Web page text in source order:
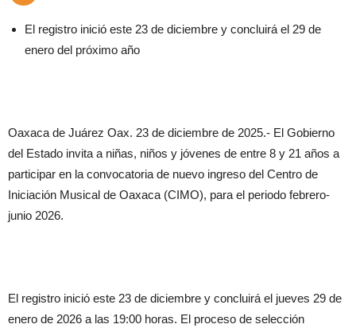
El registro inició este 23 de diciembre y concluirá el 29 de
enero del próximo año
Oaxaca de Juárez Oax. 23 de diciembre de 2025.- El Gobierno
del Estado invita a niñas, niños y jóvenes de entre 8 y 21 años a
participar en la convocatoria de nuevo ingreso del Centro de
Iniciación Musical de Oaxaca (CIMO), para el periodo febrero-
junio 2026.
El registro inició este 23 de diciembre y concluirá el jueves 29 de
enero de 2026 a las 19:00 horas. El proceso de selección